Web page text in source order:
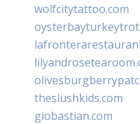
wolfcitytattoo.com
theslushkids.com
giobastian.com